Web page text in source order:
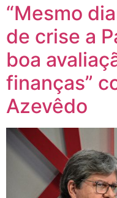
“Mesmo
de crise a
boa
finanças”
Azevêdo